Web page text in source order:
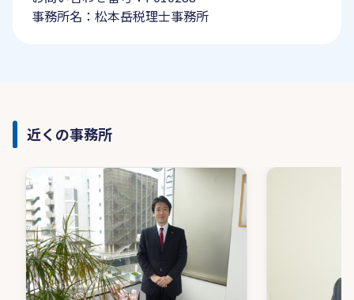
事務所名：松本岳税理士事務所
近くの事務所